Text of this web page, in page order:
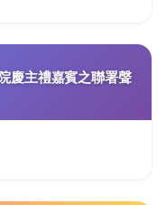
慶主禮嘉賓之聯署聲